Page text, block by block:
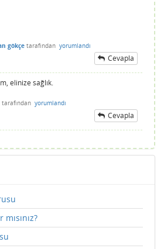
gökçe tarafından yorumlandı
Cevapla
elinize sağlık.
tarafından yorumlandı
Cevapla